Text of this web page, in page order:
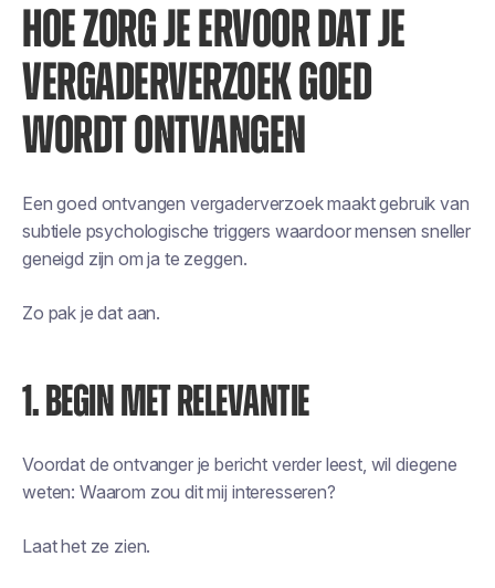
HOE ZORG JE ERVOOR DAT JE
VERGADERVERZOEK GOED
WORDT ONTVANGEN
Een goed ontvangen vergaderverzoek maakt gebruik van
subtiele psychologische triggers waardoor mensen sneller
geneigd zijn om ja te zeggen.
Zo pak je dat aan.
1. BEGIN MET RELEVANTIE
Voordat de ontvanger je bericht verder leest, wil diegene
weten: Waarom zou dit mij interesseren?
Laat het ze zien.